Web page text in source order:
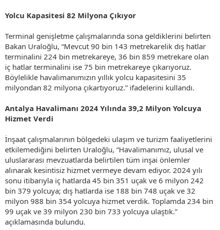
Yolcu Kapasitesi 82 Milyona Çıkıyor
Terminal genişletme çalışmalarında sona geldiklerini belirten
Bakan Uraloğlu, “Mevcut 90 bin 143 metrekarelik dış hatlar
terminalini 224 bin metrekareye, 36 bin 859 metrekare olan
iç hatlar terminalini ise 75 bin metrekareye çıkarıyoruz.
Böylelikle havalimanımızın yıllık yolcu kapasitesini 35
milyondan 82 milyona çıkartıyoruz.” ifadelerini kullandı.
Antalya Havalimanı 2024 Yılında 39,2 Milyon Yolcuya
Hizmet Verdi
İnşaat çalışmalarının bölgedeki ulaşım ve turizm faaliyetlerini
etkilemediğini belirten Uraloğlu, “Havalimanımız, ulusal ve
uluslararası mevzuatlarda belirtilen tüm inşai önlemler
alınarak kesintisiz hizmet vermeye devam ediyor. 2024 yılı
sonu itibarıyla iç hatlarda 45 bin 351 uçak ve 6 milyon 242
bin 379 yolcuya; dış hatlarda ise 188 bin 748 uçak ve 32
milyon 988 bin 354 yolcuya hizmet verdik. Toplamda 234 bin
99 uçak ve 39 milyon 230 bin 733 yolcuya ulaştık.”
açıklamasında bulundu.